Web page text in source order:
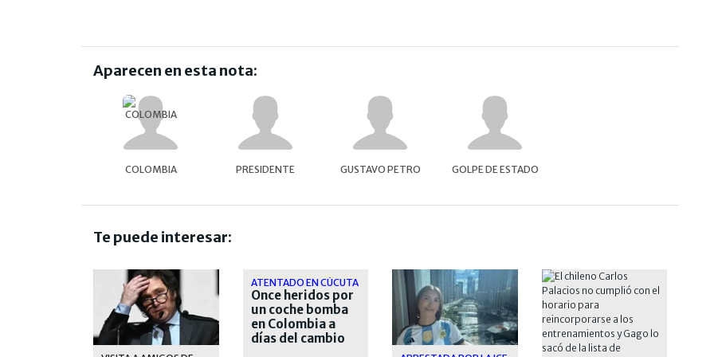
Aparecen en esta nota:
COLOMBIA PRESIDENTE GUSTAVO PETRO GOLPE DE ESTADO
Te puede interesar:
ATENTADO EN CÚCUTA
Once heridos por
un coche bomba
en Colombia a
días del cambio